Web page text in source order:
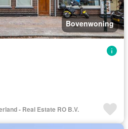
Bovenwoning
- Real Estate RO B.V.